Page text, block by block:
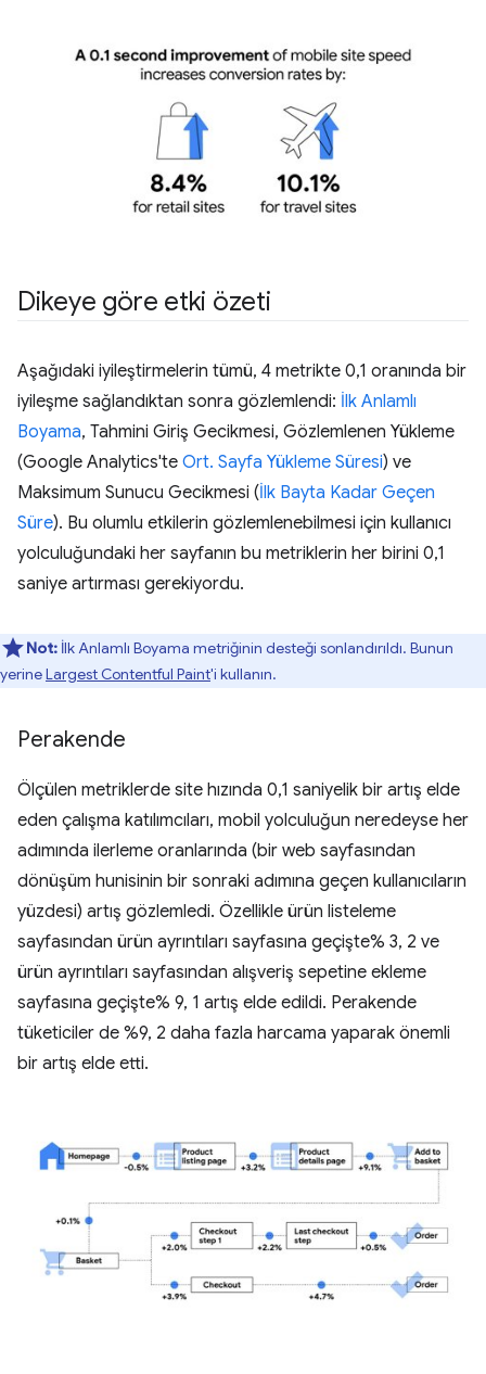
Dikeye göre etki özeti
Aşağıdaki iyileştirmelerin tümü, 4 metrikte 0,1 oranında bir
iyileşme sağlandıktan sonra gözlemlendi: İlk Anlamlı
Boyama, Tahmini Giriş Gecikmesi, Gözlemlenen Yükleme
(Google Analytics'te Ort. Sayfa Yükleme Süresi) ve
Maksimum Sunucu Gecikmesi (İlk Bayta Kadar Geçen
Süre). Bu olumlu etkilerin gözlemlenebilmesi için kullanıcı
yolculuğundaki her sayfanın bu metriklerin her birini 0,1
saniye artırması gerekiyordu.
Not: İlk Anlamlı Boyama metriğinin desteği sonlandırıldı. Bunun
yerineLargest Contentful Paint'i kullanın.
Perakende
Ölçülen metriklerde site hızında 0,1 saniyelik bir artış elde
eden çalışma katılımcıları, mobil yolculuğun neredeyse her
adımında ilerleme oranlarında (bir web sayfasından
dönüşüm hunisinin bir sonraki adımına geçen kullanıcıların
yüzdesi) artış gözlemledi. Özellikle ürün listeleme
sayfasından ürün ayrıntıları sayfasına geçişte% 3, 2 ve
ürün ayrıntıları sayfasından alışveriş sepetine ekleme
sayfasına geçişte% 9, 1 artış elde edildi. Perakende
tüketiciler de %9, 2 daha fazla harcama yaparak önemli
bir artış elde etti.